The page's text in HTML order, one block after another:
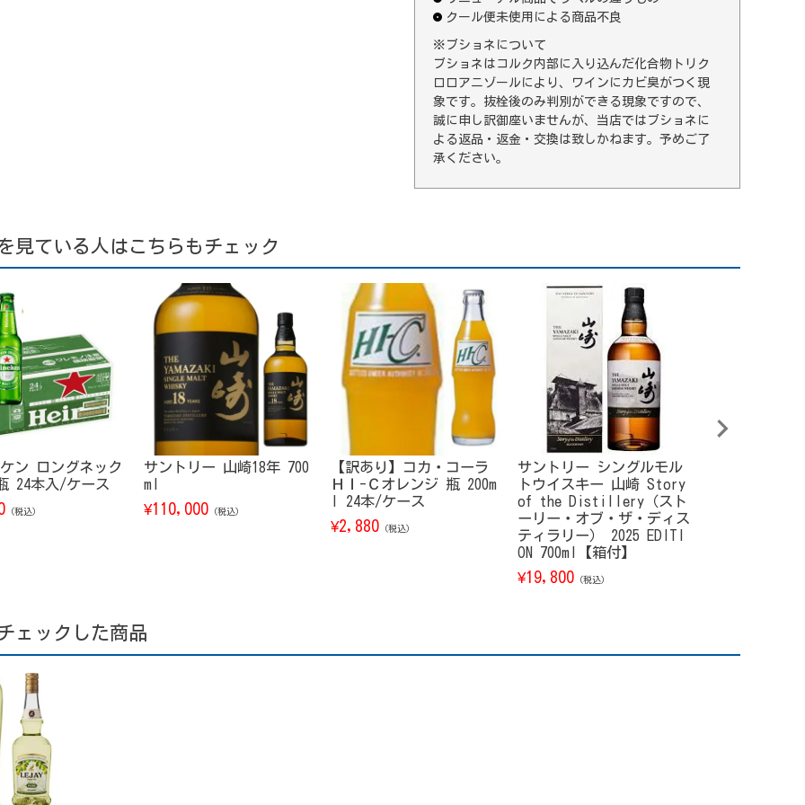
クール便未使用による商品不良
※ブショネについて
ブショネはコルク内部に入り込んだ化合物トリク
ロロアニゾールにより、ワインにカビ臭がつく現
象です。抜栓後のみ判別ができる現象ですので、
誠に申し訳御座いませんが、当店ではブショネに
よる返品・返金・交換は致しかねます。予めご了
承ください。
見ている人はこちらもチェック
ン ロングネック
24本入/ケース
（税込）
サントリー 山崎18年 700
ml
¥110,000 （税込）
【訳あり】コカ・コーラ
ＨＩ-Ｃオレンジ 瓶 200m
l 24本/ケース
¥2,880 （税込）
サントリー シングルモル
トウイスキー 山崎 Story
of the Distillery（スト
ーリー・オブ・ザ・ディス
ティラリー） 2025 EDITI
ON 700ml【箱付】
¥19,800 （税込）
ェックした商品